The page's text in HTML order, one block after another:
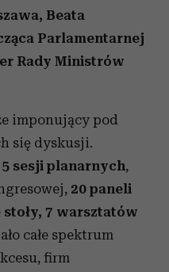
Beata
Parlamentarnej
Rady Ministrów
imponujący pod
się dyskusji.
5 sesji planarnych,
20 paneli
7 warsztatów
całe spektrum
firm